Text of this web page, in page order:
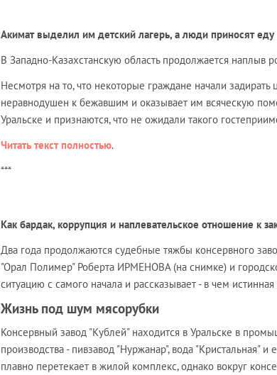
Акимат выделил им детский лагерь, а люди приносят еду
В Западно-Казахстанскую область продолжается наплыв
Несмотря на то, что некоторые граждане начали задирать
неравнодушен к бежавшим и оказывает им всяческую
Уральске и признаются, что не ожидали такого
Читать текст полностью.
***
Как бардак, коррупция и наплевательское отношение к
Два года продолжаются судебные тяжбы консервного
"Орал Полимер" Роберта ИРМЕНОВА (на снимке) и
ситуацию с самого начала и рассказывает - в чем
Жизнь под шум мясорубки
Консервный завод "Кублей" находится в Уральске в
производства - пивзавод "Нуржанар", вода
плавно перетекает в жилой комплекс, однако вокруг